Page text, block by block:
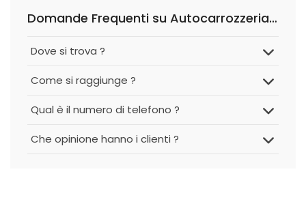
Domande Frequenti su Autocarrozzeria Nero Opaco S.a.s.
Dove si trova ?
Come si raggiunge ?
Qual è il numero di telefono ?
Che opinione hanno i clienti ?